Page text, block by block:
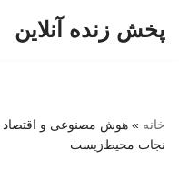
پخش زنده آنلاین
خانه » هوش مصنوعی و اقتصاد
نجات محیط‌زیست